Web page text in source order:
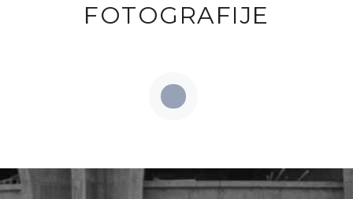
FOTOGRAFIJE